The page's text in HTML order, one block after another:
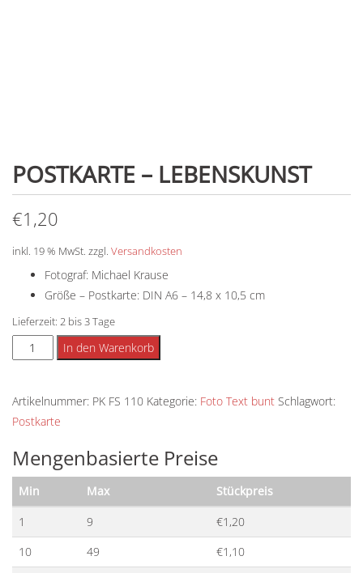
POSTKARTE – LEBENSKUNST
€1,20
inkl. 19 % MwSt. zzgl. Versandkosten
Fotograf: Michael Krause
Größe – Postkarte: DIN A6 – 14,8 x 10,5 cm
Lieferzeit: 2 bis 3 Tage
Postkarte
-
Menge
In den Warenkorb
Artikelnummer: PK FS 110 Kategorie: Foto Text bunt Schlagwort:
Postkarte
Mengenbasierte Preise
Min Max
Stückpreis
1
9 €1,20
10
49 €1,10